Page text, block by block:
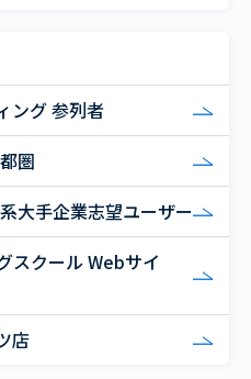
ング 参列者
圏
大手企業志望ユーザー
スクール Webサイ
店